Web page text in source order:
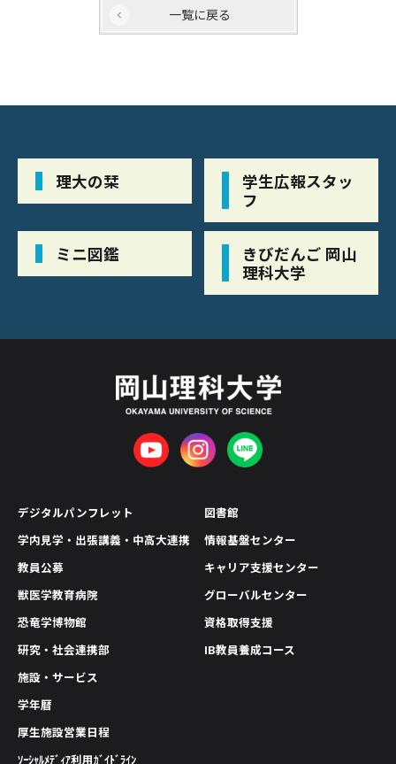
一覧に戻る
理大の栞
学生広報スタッ
フ
ミニ図鑑
きびだんご 岡山
理科大学
デジタルパンフレット
学内見学・出張講義・中高大連携
教員公募
獣医学教育病院
恐竜学博物館
研究・社会連携部
図書館
情報基盤センター
キャリア支援センター
グローバルセンター
資格取得支援
IB教員養成コース
施設・サービス
学年暦
厚生施設営業日程
ｿｰｼｬﾙﾒﾃﾞｨｱ利用ｶﾞｲﾄﾞﾗｲﾝ